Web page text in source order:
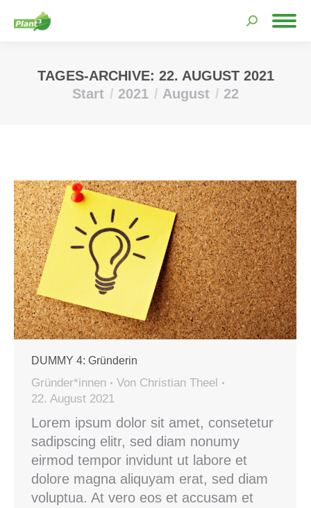
Search:
TAGES-ARCHIVE: 22. AUGUST 2021
Sie befinden sich hier:
Start 2021 August 22
DUMMY 4: Gründerin
Gründer*innen Von Christian Theel
22. August 2021
Lorem ipsum dolor sit amet, consetetur
sadipscing elitr, sed diam nonumy
eirmod tempor invidunt ut labore et
dolore magna aliquyam erat, sed diam
voluptua. At vero eos et accusam et